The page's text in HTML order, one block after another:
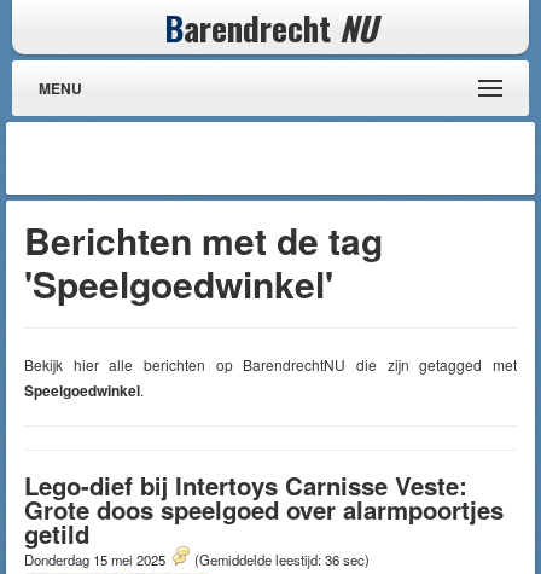
Barendrecht NU
MENU
Berichten met de tag
'Speelgoedwinkel'
Bekijk hier alle berichten op BarendrechtNU die zijn getagged met
Speelgoedwinkel.
Lego-dief bij Intertoys Carnisse Veste:
Grote doos speelgoed over alarmpoortjes
getild
Donderdag 15 mei 2025 (Gemiddelde leestijd: 36 sec)